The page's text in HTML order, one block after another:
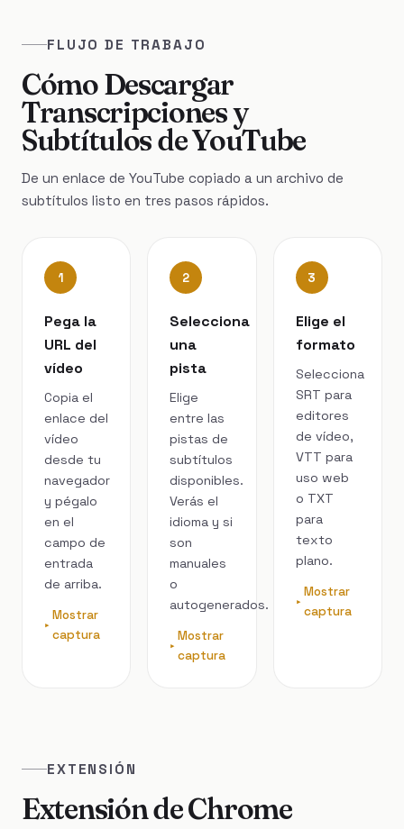
FLUJO DE TRABAJO
Cómo Descargar
Transcripciones y
Subtítulos de YouTube
De un enlace de YouTube copiado a un archivo de
subtítulos listo en tres pasos rápidos.
1
Pega la
URL del
vídeo
Copia el
enlace del
vídeo
desde tu
navegador
y pégalo
en el
campo de
entrada
de arriba.
Mostrar
captura
2
Selecciona
una
pista
Elige
entre las
pistas de
subtítulos
disponibles.
Verás el
idioma y si
son
manuales
o
autogenerados.
Mostrar
captura
3
Elige el
formato
Selecciona
SRT para
editores
de vídeo,
VTT para
uso web
o TXT
para
texto
plano.
Mostrar
captura
EXTENSIÓN
Extensión de Chrome